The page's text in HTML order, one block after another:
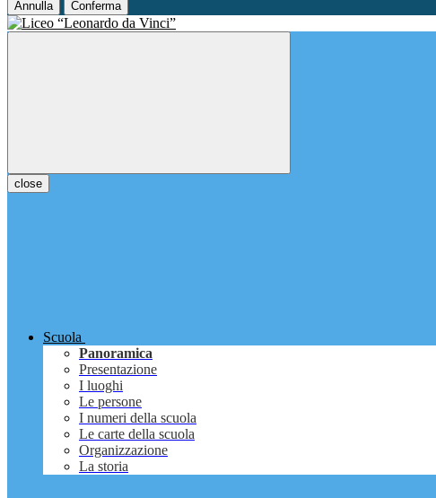
Annulla Conferma
close
Scuola
Panoramica
Presentazione
I luoghi
Le persone
I numeri della scuola
Le carte della scuola
Organizzazione
La storia